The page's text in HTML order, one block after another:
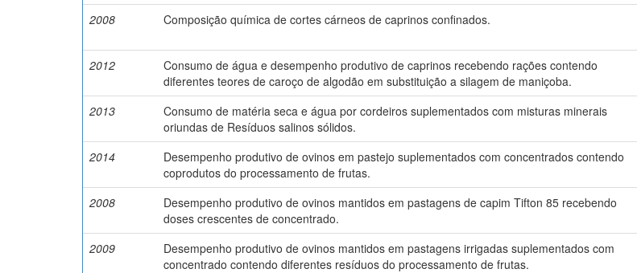
2008
Composição química de cortes cárneos de caprinos confinados.
2012
Consumo de água e desempenho produtivo de caprinos recebendo rações contendo
diferentes teores de caroço de algodão em substituição a silagem de maniçoba.
2013
Consumo de matéria seca e água por cordeiros suplementados com misturas minerais
oriundas de Resíduos salinos sólidos.
2014
Desempenho produtivo de ovinos em pastejo suplementados com concentrados contendo
coprodutos do processamento de frutas.
2008
Desempenho produtivo de ovinos mantidos em pastagens de capim Tifton 85 recebendo
doses crescentes de concentrado.
2009
Desempenho produtivo de ovinos mantidos em pastagens irrigadas suplementados com
concentrado contendo diferentes resíduos do processamento de frutas.